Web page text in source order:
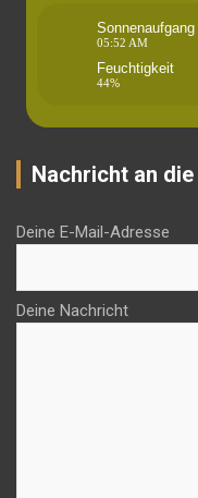
Sonnenaufgang
05:52 AM
Feuchtigkeit
44%
Nachricht an
Deine E-Mail-Adresse
Deine Nachricht